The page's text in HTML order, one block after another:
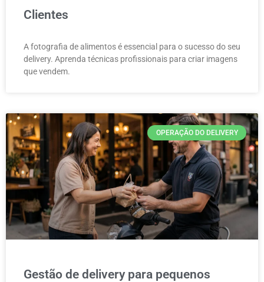
Clientes
A fotografia de alimentos é essencial para o sucesso do seu
delivery. Aprenda técnicas profissionais para criar imagens
que vendem.
OPERAÇÃO DO DELIVERY
Gestão de delivery para pequenos